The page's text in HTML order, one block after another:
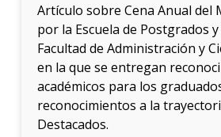
Artículo sobre Cena Anual del
por la Escuela de Postgrados
Facultad de Administración y
en la que se entregan
académicos para los
reconocimientos a la
Destacados.